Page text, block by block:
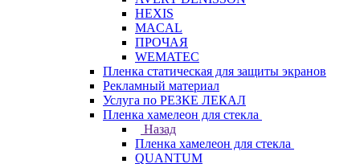
HEXIS
MACAL
ПРОЧАЯ
WEMATEC
Пленка статическая для защиты экранов
Рекламный материал
Услуга по РЕЗКЕ ЛЕКАЛ
Пленка хамелеон для стекла
Назад
Пленка хамелеон для стекла
QUANTUM